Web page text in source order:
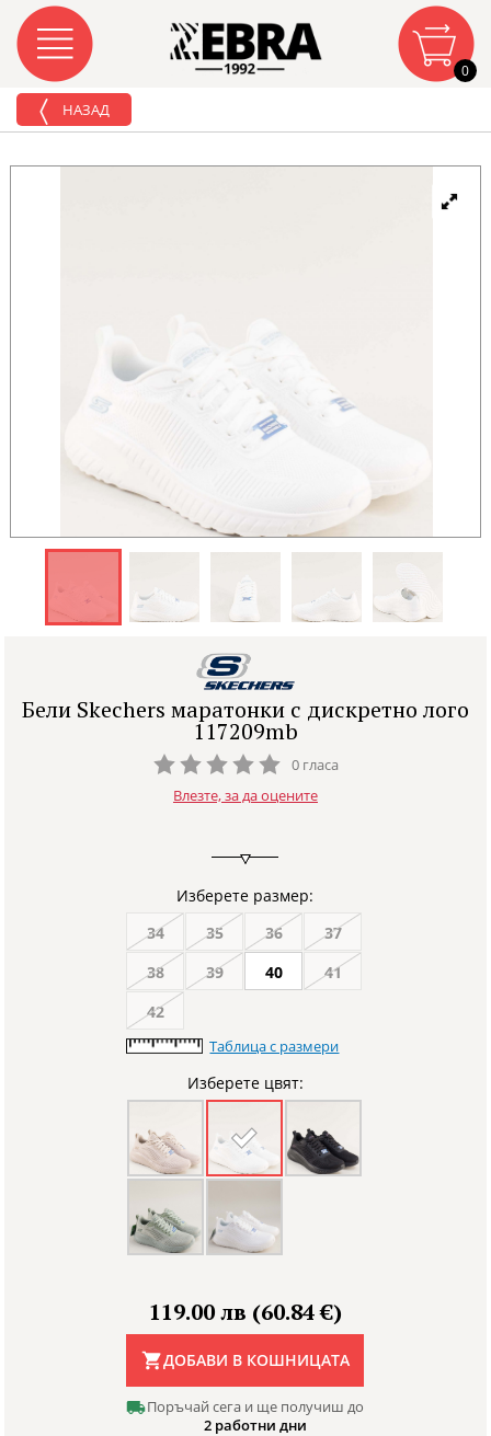
0
НАЗАД
Бели Skechers маратонки с дискретно лого
117209mb
0 гласа
Влезте, за да оцените
Изберете размер:
34
35 36
37
38
39 40
41
42
Таблица с размери
Изберете цвят:
119.00 лв (60.84 €)
ДОБАВИ В КОШНИЦАТА
Поръчай сега и ще получиш до
2 работни дни